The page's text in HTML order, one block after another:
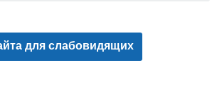
для слабовидящих